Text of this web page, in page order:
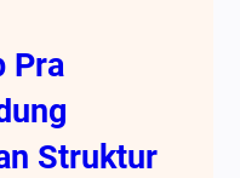
Pra
Struktur